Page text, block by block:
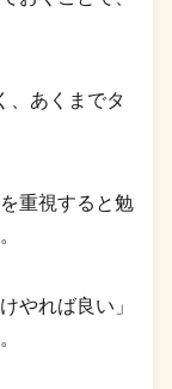
あくまでタ
重視すると勉
やれば良い」